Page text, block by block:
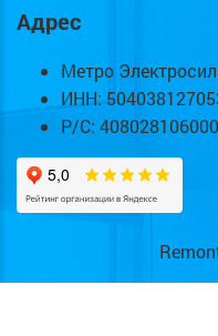
Адрес
Метро
ИНН:
Р/С: